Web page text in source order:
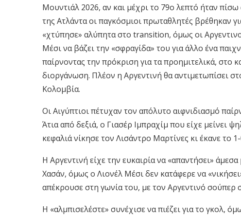
Μουντιάλ 2026, αν και μέχρι το 79ο λεπτό ήταν
της Ατλάντα οι παγκόσμιοι πρωταθλητές βρέθηκαν
«χτύπησε» αλύπητα στο transition, όμως οι
Μέσι να βάζει την «σφραγίδα» του για άλλο ένα
παίρνοντας την πρόκριση για τα προημιτελικά, στο
διοργάνωση. Πλέον η Αργεντινή θα αντιμετωπίσει
Κολομβία.
Οι Αιγύπτιοι πέτυχαν τον απόλυτο αιφνιδιασμό
Άτια από δεξιά, ο Γιασέρ Ιμπραχίμ που είχε μείνει
κεφαλιά νίκησε τον Λισάντρο Μαρτίνες κι έκανε το
Η Αργεντινή είχε την ευκαιρία να «απαντήσει»
Χασάν, όμως ο Λιονέλ Μέσι δεν κατάφερε να
απέκρουσε στη γωνία του, με τον Αργεντινό σούπερ
Η «αλμπισελέστε» συνέχισε να πιέζει για το γκολ,